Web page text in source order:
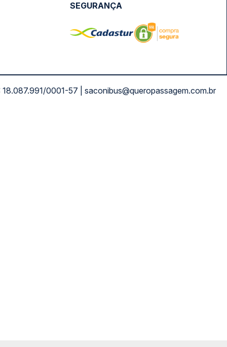
SEGURANÇA
0001-57 | saconibus@queropassagem.com.br